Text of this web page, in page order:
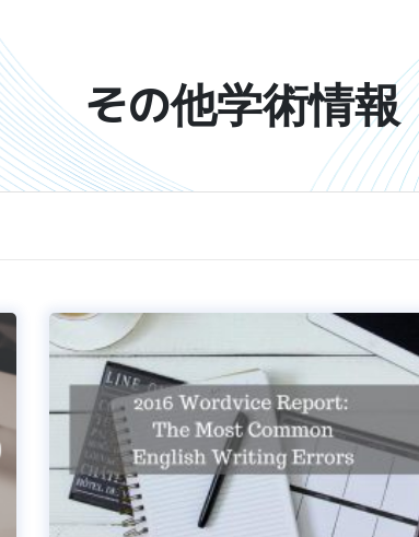
その他学術情報